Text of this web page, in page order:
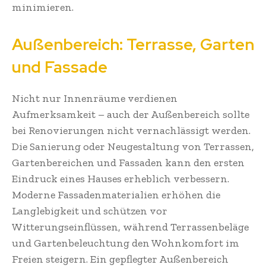
minimieren.
Außenbereich: Terrasse, Garten
und Fassade
Nicht nur Innenräume verdienen
Aufmerksamkeit – auch der Außenbereich sollte
bei Renovierungen nicht vernachlässigt werden.
Die Sanierung oder Neugestaltung von Terrassen,
Gartenbereichen und Fassaden kann den ersten
Eindruck eines Hauses erheblich verbessern.
Moderne Fassadenmaterialien erhöhen die
Langlebigkeit und schützen vor
Witterungseinflüssen, während Terrassenbeläge
und Gartenbeleuchtung den Wohnkomfort im
Freien steigern. Ein gepflegter Außenbereich